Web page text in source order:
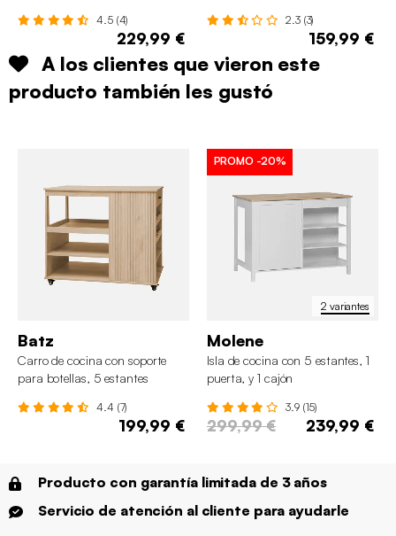
4.5 (4)
229,99 €
2.3 (3)
159,99 €
A los clientes que vieron este
producto también les gustó
Batz
Carro de cocina con soporte
para botellas, 5 estantes
4.4 (7)
199,99 €
2 variantes
PROMO -20%
Molene
Isla de cocina con 5 estantes, 1
puerta, y 1 cajón
3.9 (15)
299,99 € 239,99 €
Producto con garantía limitada de 3 años
Servicio de atención al cliente para ayudarle